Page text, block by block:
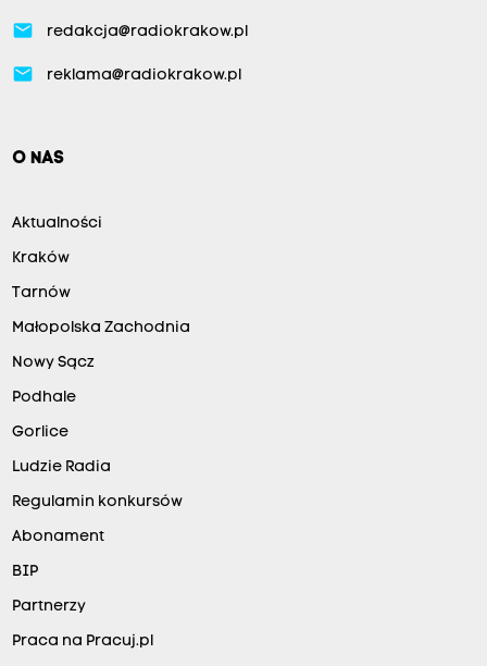
email redakcja@radiokrakow.pl
email reklama@radiokrakow.pl
O NAS
Aktualności
Kraków
Tarnów
Małopolska Zachodnia
Nowy Sącz
Podhale
Gorlice
Ludzie Radia
Regulamin konkursów
Abonament
BIP
Partnerzy
Praca na Pracuj.pl